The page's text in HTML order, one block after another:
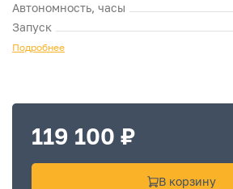
Автономность, часы
Запуск
Подробнее
119 100 ₽
В корзину